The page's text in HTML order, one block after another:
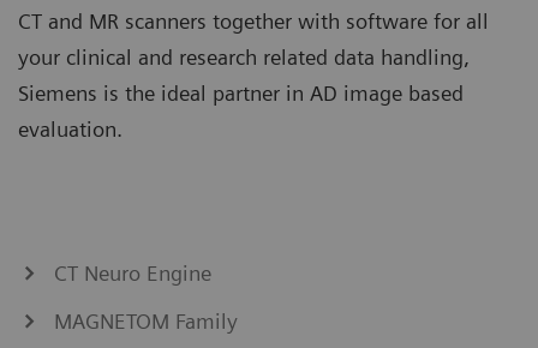
CT and MR scanners together with software for all
your clinical and research related data handling,
Siemens is the ideal partner in AD image based
evaluation.
CT Neuro Engine
MAGNETOM Family